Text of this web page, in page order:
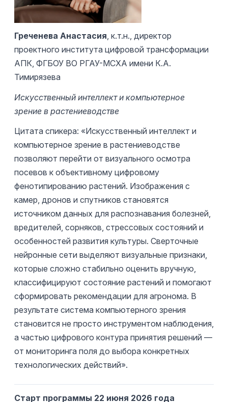
Греченева Анастасия, к.т.н., директор
проектного института цифровой трансформации
АПК, ФГБОУ ВО РГАУ-МСХА имени К.А.
Тимирязева
Искусственный интеллект и компьютерное
зрение в растениеводстве
Цитата спикера: «Искусственный интеллект и
компьютерное зрение в растениеводстве
позволяют перейти от визуального осмотра
посевов к объективному цифровому
фенотипированию растений. Изображения с
камер, дронов и спутников становятся
источником данных для распознавания болезней,
вредителей, сорняков, стрессовых состояний и
особенностей развития культуры. Сверточные
нейронные сети выделяют визуальные признаки,
которые сложно стабильно оценить вручную,
классифицируют состояние растений и помогают
сформировать рекомендации для агронома. В
результате система компьютерного зрения
становится не просто инструментом наблюдения,
а частью цифрового контура принятия решений —
от мониторинга поля до выбора конкретных
технологических действий».
Старт программы 22 июня 2026 года